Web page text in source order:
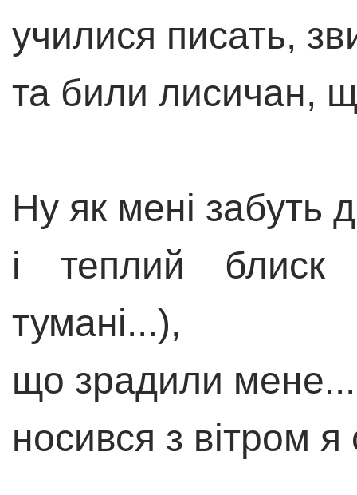
училися писать,
та били лисичан,
Ну як мені забуть
і теплий
тумані...),
що зрадили мене...
носився з вітром